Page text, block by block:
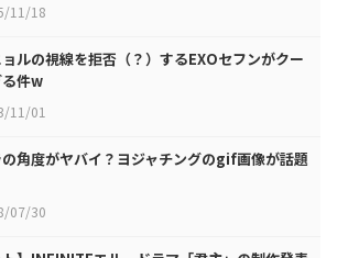
11/18
ルの視線を拒否（？）するEXOセフンがクー
件w
11/01
角度がヤバイ？ヨジャチングのgif画像が話題
07/30